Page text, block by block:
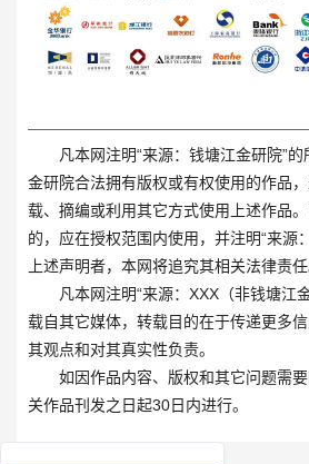
凡本网注明“来源：钱塘江金研院”的
金研院合法拥有版权或有权使用的作品
载、摘编或利用其它方式使用上述作品
的，应在授权范围内使用，并注明“来源
上述声明者，本网将追究其相关法律责任
凡本网注明“来源：XXX（非钱塘江
载自其它媒体，转载目的在于传递更多
其观点和对其真实性负责。
如因作品内容、版权和其它问题需要
关作品刊发之日起30日内进行。